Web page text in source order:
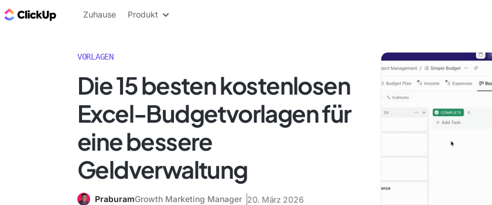
ClickUp Blog
Zuhause Produkt
VORLAGEN
Die 15 besten kostenlosen
Excel-Budgetvorlagen für
eine bessere
Geldverwaltung
PraburamGrowth Marketing Manager 20. März 2026